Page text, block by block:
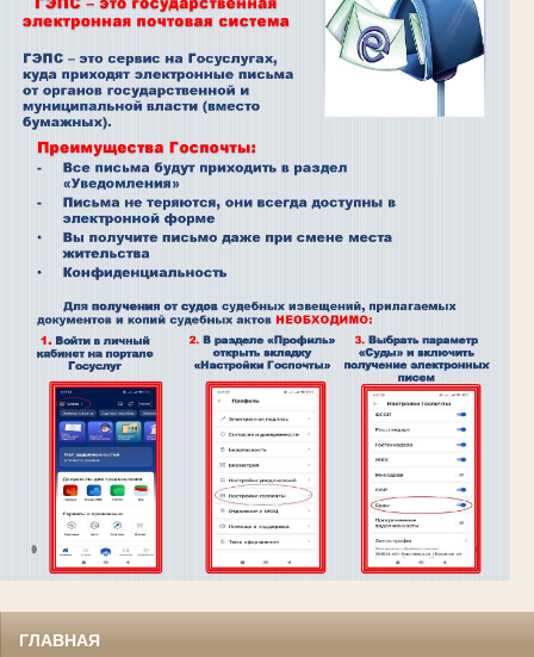
ГЛАВНАЯ